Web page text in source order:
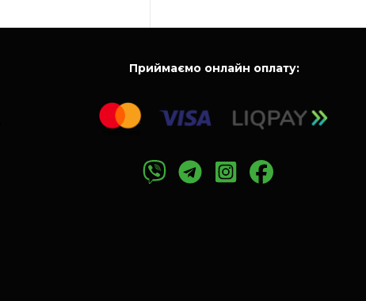
Приймаємо онлайн оплату: